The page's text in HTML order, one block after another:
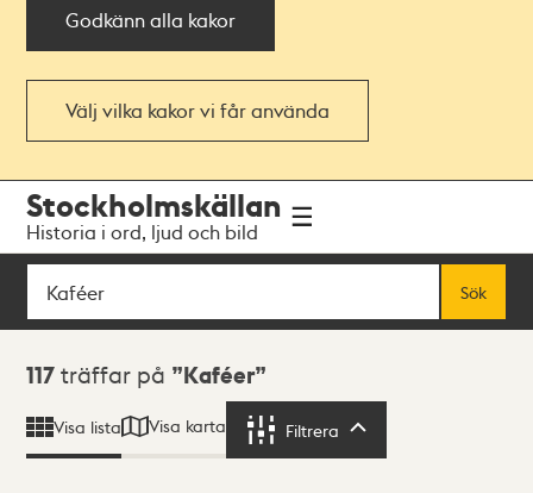
Godkänn alla kakor
Välj vilka kakor vi får använda
navigationen
huvudinnehållet
Stockholmskällan
Historia i ord, ljud och bild
Sök
Sök
Sökresultat
117 träffar på Kaféer
Visa lista Visa karta Filtrera